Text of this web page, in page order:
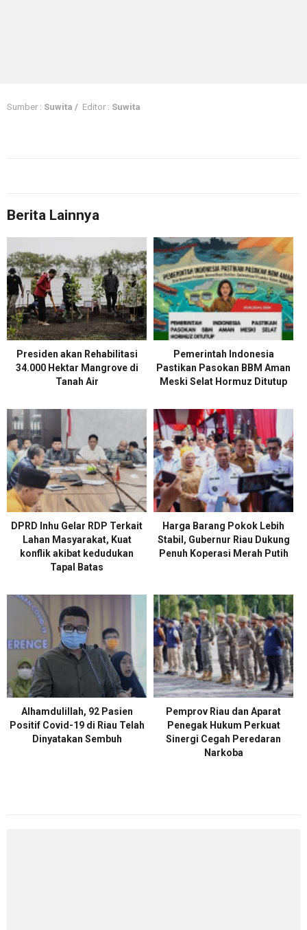
Sumber : Suwita / Editor : Suwita
Berita Lainnya
Presiden akan Rehabilitasi
34.000 Hektar Mangrove di
Tanah Air
Pemerintah Indonesia
Pastikan Pasokan BBM Aman
Meski Selat Hormuz Ditutup
DPRD Inhu Gelar RDP Terkait
Lahan Masyarakat, Kuat
konflik akibat kedudukan
Tapal Batas
Harga Barang Pokok Lebih
Stabil, Gubernur Riau Dukung
Penuh Koperasi Merah Putih
Alhamdulillah, 92 Pasien
Positif Covid-19 di Riau Telah
Dinyatakan Sembuh
Pemprov Riau dan Aparat
Penegak Hukum Perkuat
Sinergi Cegah Peredaran
Narkoba